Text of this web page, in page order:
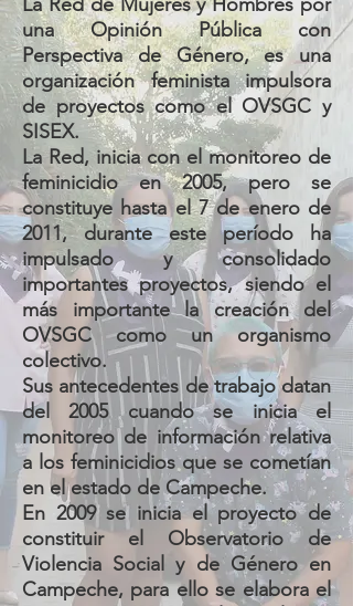
una Opinión Pública con
Perspectiva de Género, es una
organización feminista impulsora
de proyectos como el OVSGC y
SISEX.
La Red, inicia con el monitoreo de
feminicidio en 2005, pero se
constituye hasta el 7 de enero de
2011, durante este período ha
impulsado y consolidado
importantes proyectos, siendo el
más importante la creación del
OVSGC como un organismo
colectivo.
Sus antecedentes de trabajo datan
del 2005 cuando se inicia el
monitoreo de información relativa
a los feminicidios que se cometían
en el estado de Campeche.
En 2009 se inicia el proyecto de
constituir el Observatorio de
Violencia Social y de Género en
Campeche, para ello se elabora el